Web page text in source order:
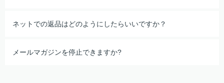
ネットでの返品はどのようにしたらいいですか？
メールマガジンを停止できますか?